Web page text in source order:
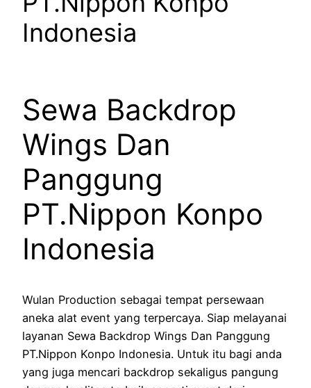
Indonesia
Sewa Backdrop
Wings Dan
Panggung
PT.Nippon Konpo
Indonesia
Wulan Production sebagai tempat persewaan
aneka alat event yang terpercaya. Siap melayanai
layanan Sewa Backdrop Wings Dan Panggung
PT.Nippon Konpo Indonesia. Untuk itu bagi anda
yang juga mencari backdrop sekaligus pangung